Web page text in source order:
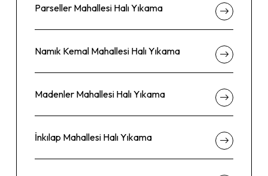
Parseller Mahallesi Halı Yıkama
Namık Kemal Mahallesi Halı Yıkama
Madenler Mahallesi Halı Yıkama
İnkılap Mahallesi Halı Yıkama